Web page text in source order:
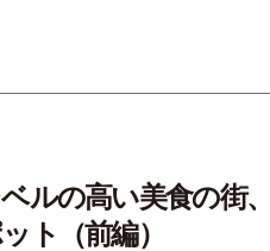
ルの高い美食の街、
ト（前編）